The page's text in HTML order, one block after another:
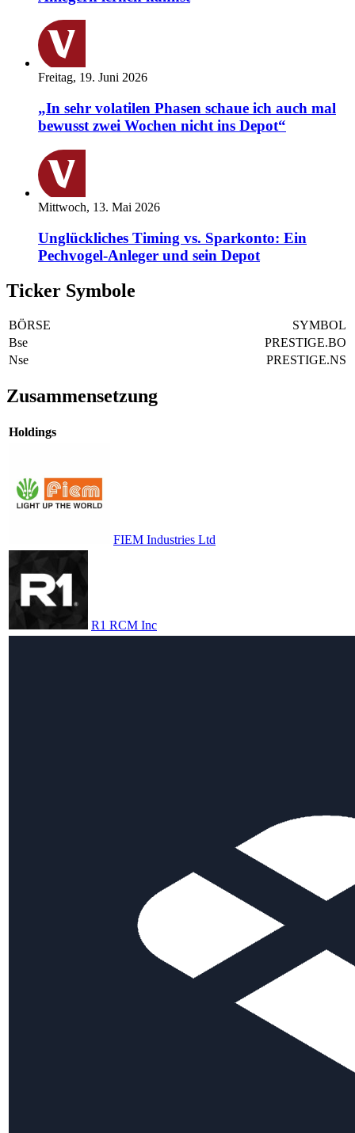
Freitag, 19. Juni 2026
„In sehr volatilen Phasen schaue ich auch mal
bewusst zwei Wochen nicht ins Depot“
Mittwoch, 13. Mai 2026
Unglückliches Timing vs. Sparkonto: Ein
Pechvogel-Anleger und sein Depot
Ticker Symbole
BÖRSE
SYMBOL
Bse
PRESTIGE.BO
Nse
PRESTIGE.NS
Zusammensetzung
Holdings
FIEM Industries Ltd
R1 RCM Inc